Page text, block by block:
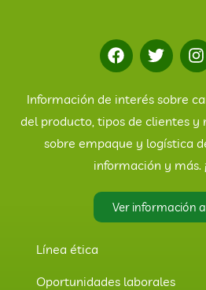
Información de interés sobre
del producto, tipos de clientes y
sobre empaque y logística
información y más.
Ver información
Línea ética
Oportunidades laborales